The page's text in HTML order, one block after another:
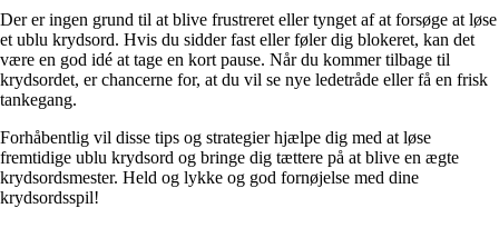
Der er ingen grund til at blive frustreret eller tynget af at forsøge at løse
et ublu krydsord. Hvis du sidder fast eller føler dig blokeret, kan det
være en god idé at tage en kort pause. Når du kommer tilbage til
krydsordet, er chancerne for, at du vil se nye ledetråde eller få en frisk
tankegang.
Forhåbentlig vil disse tips og strategier hjælpe dig med at løse
fremtidige ublu krydsord og bringe dig tættere på at blive en ægte
krydsordsmester. Held og lykke og god fornøjelse med dine
krydsordsspil!